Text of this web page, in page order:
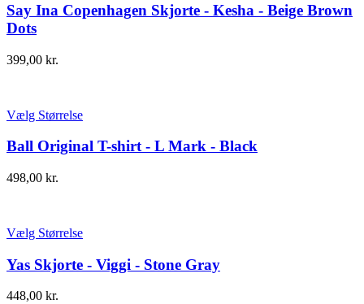
Say Ina Copenhagen Skjorte - Kesha - Beige Brown
Dots
399,00 kr.
Vælg Størrelse
Ball Original T-shirt - L Mark - Black
498,00 kr.
Vælg Størrelse
Yas Skjorte - Viggi - Stone Gray
448,00 kr.